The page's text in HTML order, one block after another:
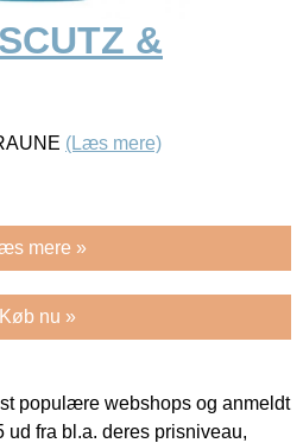
&
(Læs mere)
mere »
Køb nu »
populære webshops og anmeldt
ud fra bl.a. deres prisniveau,